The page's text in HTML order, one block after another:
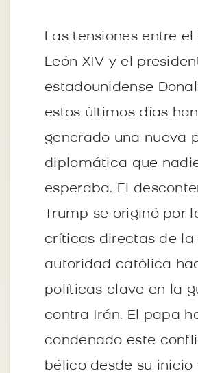
Las tensiones entre el
León XIV y el
estadounidense
estos últimos días han
generado una nueva
diplomática que
esperaba. El
Trump se originó por
críticas directas de la
autoridad católica
políticas clave en la
contra Irán. El papa
condenado este
bélico desde su